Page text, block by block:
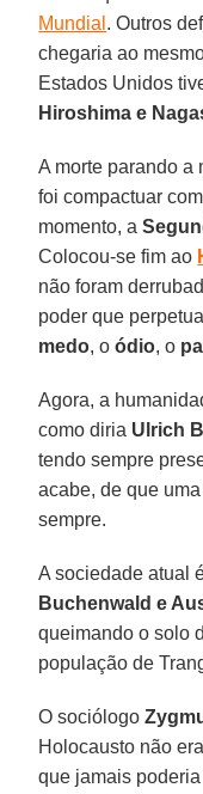
Mundial . Outros
chegaria ao
Estados Unidos
Hiroshima e
A morte parando a
foi compactuar
momento, a
Colocou-se fim ao
não foram
poder que
medo, oódio, o
Agora, a
como diria Ulrich
tendo sempre
acabe, de que
sempre.
A sociedade atual
Buchenwald e
queimando o solo
população de
O sociólogo
Holocausto não
que jamais